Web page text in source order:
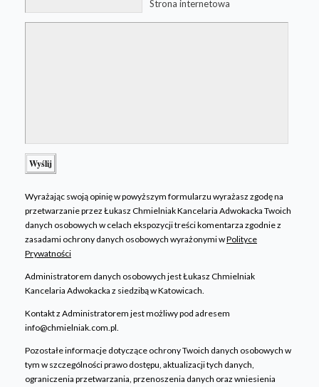
Strona internetowa
Wyrażając swoją opinię w powyższym formularzu wyrażasz zgodę na
przetwarzanie przez Łukasz Chmielniak Kancelaria Adwokacka Twoich
danych osobowych w celach ekspozycji treści komentarza zgodnie z
zasadami ochrony danych osobowych wyrażonymi wPolityce
Prywatności
Administratorem danych osobowych jest Łukasz Chmielniak
Kancelaria Adwokacka z siedzibą w Katowicach.
Kontakt z Administratorem jest możliwy pod adresem
info@chmielniak.com.pl.
Pozostałe informacje dotyczące ochrony Twoich danych osobowych w
tym w szczególności prawo dostępu, aktualizacji tych danych,
ograniczenia przetwarzania, przenoszenia danych oraz wniesienia